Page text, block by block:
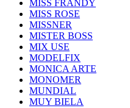
MISS FRANDY
MISS ROSE
MISSNER
MISTER BOSS
MIX USE
MODELFIX
MONICA ARTE
MONOMER
MUNDIAL
MUY BIELA